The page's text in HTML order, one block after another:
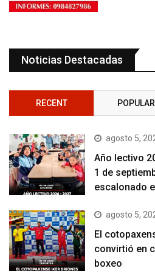
Noticias Destacadas
RECENT POPULAR
agosto 5,
Año lectivo
1 de
escalonado
agosto 5,
El
convirtió en
boxeo